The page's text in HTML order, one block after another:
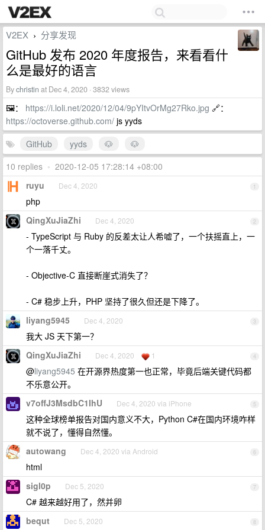
V2EX › 分享发现
GitHub 发布 2020 年度报告，来看看什
么是最好的语言
Bychristin at Dec 4, 2020 · 3832 views
🖼： https://i.loli.net/2020/12/04/9pYItvOrMg27Rko.jpg 🔗：​​​
https://octoverse.github.com/ js yyds
GitHub
yyds 🐶
🐶
10 replies • 2020-12-05 17:28:14 +08:00
1
ruyu Dec 4, 2020
php
2
QingXuJiaZhi Dec 4, 2020
- TypeScript 与 Ruby 的反差太让人希嘘了，一个扶摇直上，一
个一落千丈。
- Objective-C 直接断崖式消失了？
- C# 稳步上升，PHP 坚持了很久但还是下降了。
3
liyang5945 Dec 4, 2020
我大 JS 天下第一？
4
QingXuJiaZhi Dec 4, 2020 1
@liyang5945 在开源界热度第一也正常，毕竟后端关键代码都
不乐意公开。
5
v7offJ3MsdbC1IhU Dec 4, 2020 via iPhone
这种全球榜单报告对国内意义不大，Python C#在国内环境咋样
就不说了，懂得自然懂。
6
autowang Dec 4, 2020 via Android
html
7
sigl0p Dec 5, 2020
C# 越来越好用了，然并卵
8
bequt Dec 5, 2020